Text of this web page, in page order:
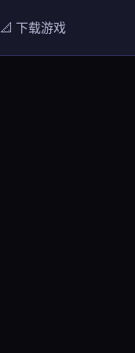
📐 下载游戏